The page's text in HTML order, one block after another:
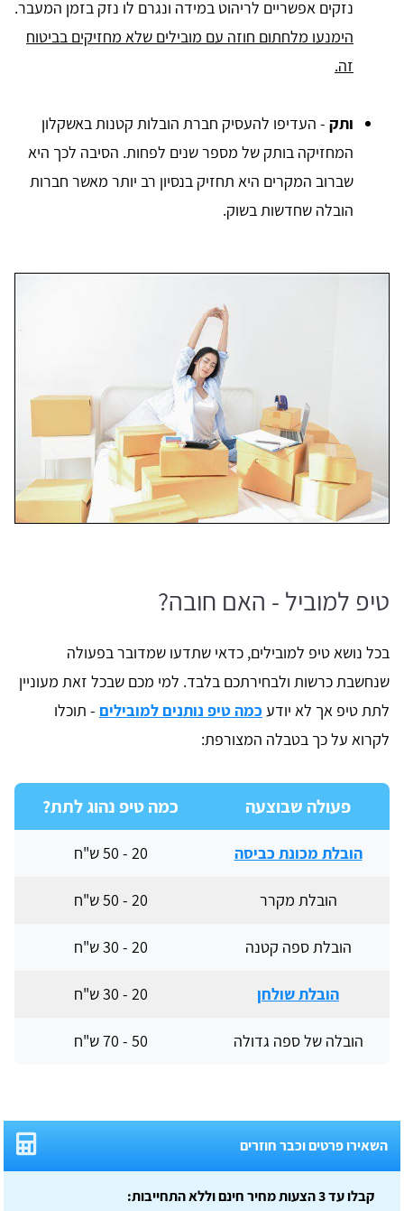
נזקים אפשריים לריהוט במידה ונגרם לו נזק בזמן המעבר.
הימנעו מלחתום חוזה עם מובילים שלא מחזיקים בביטוח
זה.
ותק - העדיפו להעסיק חברת הובלות קטנות באשקלון
המחזיקה בותק של מספר שנים לפחות. הסיבה לכך היא
שברוב המקרים היא תחזיק בנסיון רב יותר מאשר חברות
הובלה שחדשות בשוק.
טיפ למוביל - האם חובה?
בכל נושא טיפ למובילים, כדאי שתדעו שמדובר בפעולה
שנחשבת כרשות ולבחירתכם בלבד. למי מכם שבכל זאת מעוניין
לתת טיפ אך לא יודע כמה טיפ נותנים למובילים - תוכלו
לקרוא על כך בטבלה המצורפת:
פעולה שבוצעה כמה טיפ נהוג לתת?
הובלת מכונת כביסה 20 - 50 ש"ח
הובלת מקרר 20 - 50 ש"ח
הובלת ספה קטנה 20 - 30 ש"ח
הובלת שולחן 20 - 30 ש"ח
הובלה של ספה גדולה 50 - 70 ש"ח
השאירו פרטים וכבר חוזרים
קבלו עד 3 הצעות מחיר חינם וללא התחייבות: